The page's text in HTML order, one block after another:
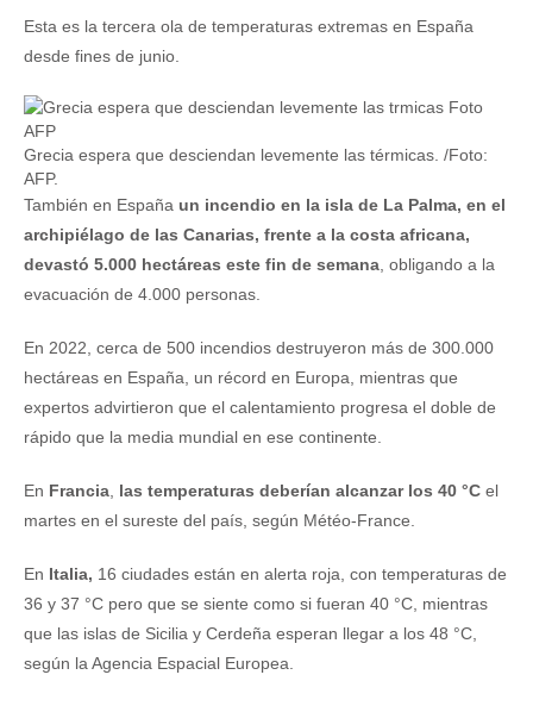
Esta es la tercera ola de temperaturas extremas en España
desde fines de junio.
Grecia espera que desciendan levemente las térmicas. /Foto:
AFP.
También en España un incendio en la isla de La Palma, en el
archipiélago de las Canarias, frente a la costa africana,
devastó 5.000 hectáreas este fin de semana , obligando a la
evacuación de 4.000 personas.
En 2022, cerca de 500 incendios destruyeron más de 300.000
hectáreas en España, un récord en Europa, mientras que
expertos advirtieron que el calentamiento progresa el doble de
rápido que la media mundial en ese continente.
En Francia las temperaturas deberían alcanzar los 40 °C el
martes en el sureste del país, según Météo-France.
En Italia, 16 ciudades están en alerta roja, con temperaturas de
36 y 37 °C pero que se siente como si fueran 40 °C, mientras
que las islas de Sicilia y Cerdeña esperan llegar a los 48 °C,
según la Agencia Espacial Europea.